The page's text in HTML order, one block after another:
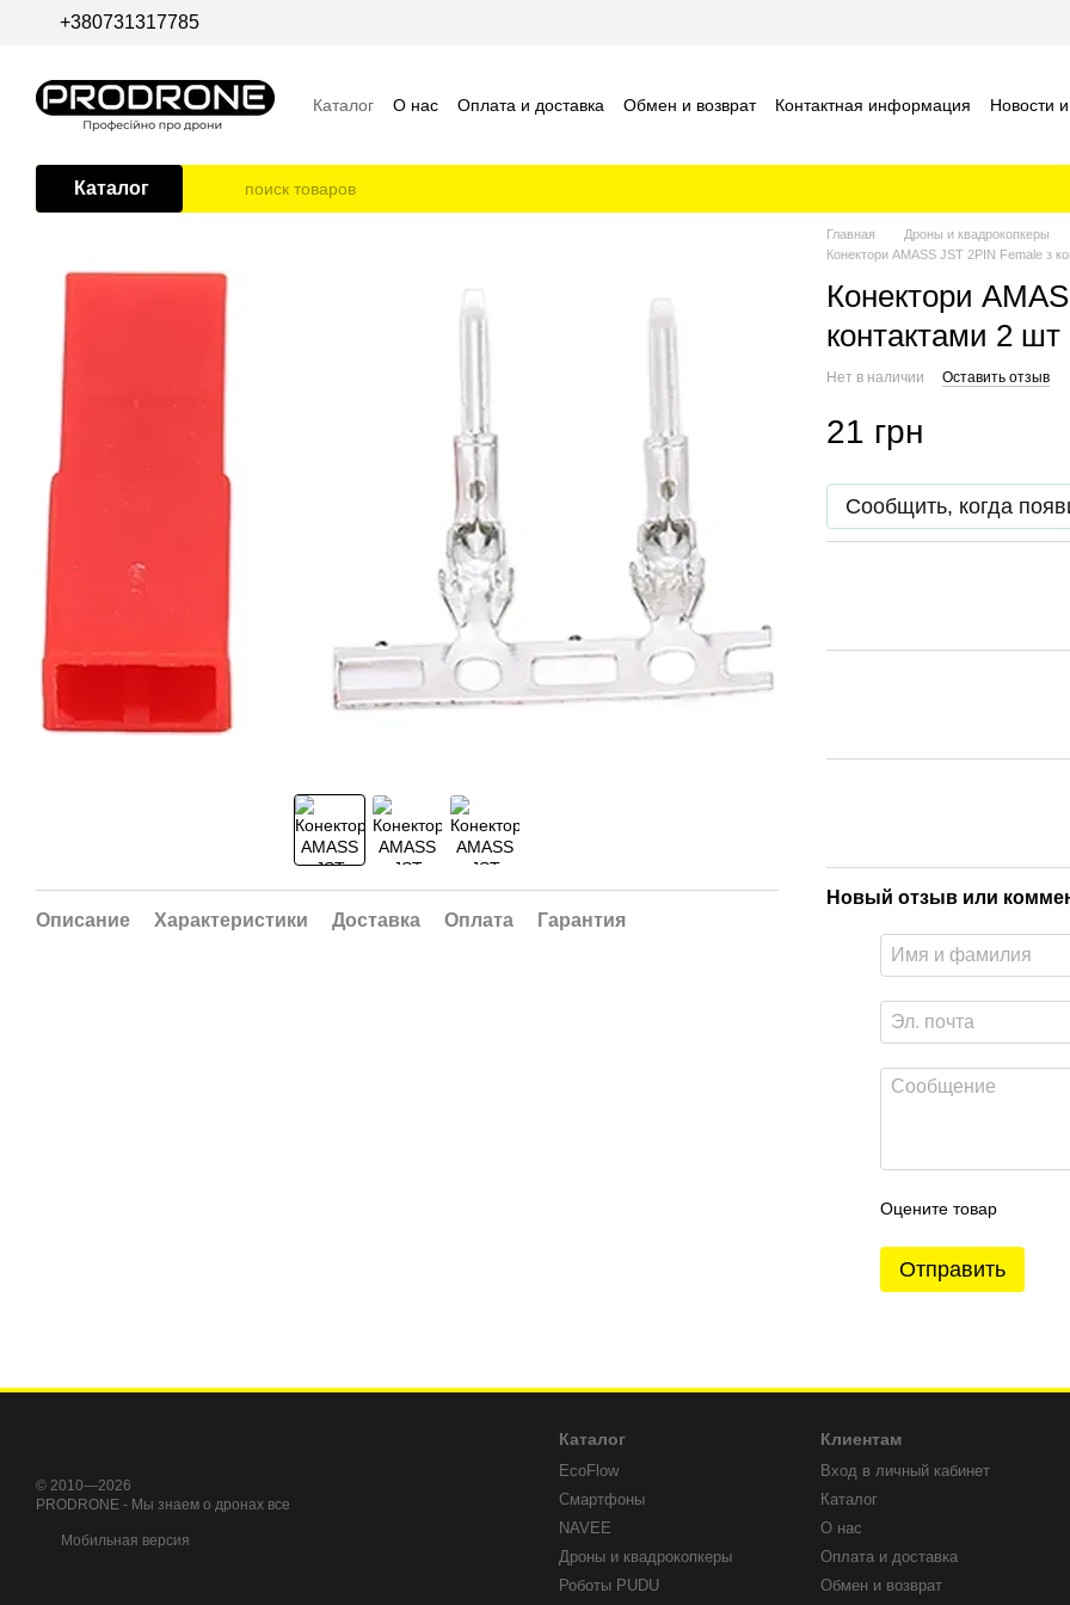
Перейти к основному контенту
+380731317785
Каталог О нас Оплата и доставка Обмен и возврат Контактная информация
Новости
Каталог
Описание Характеристики Доставка Оплата Гарантия
Главная Дроны и квадрокопкеры
Конектори AMASS JST 2PIN Female з
Конектори
контактами 2 шт
Нет в наличии Оставить отзыв
21 грн
Сообщить, когда
Новый отзыв или
Оцените товар
Отправить
© 2010—2026
PRODRONE - Мы знаем о дронах все
Мобильная версия
Каталог
EcoFlow
Смартфоны
NAVEE
Дроны и квадрокопкеры
Роботы PUDU
Клиентам
Вход в личный кабинет
Каталог
О нас
Оплата и доставка
Обмен и возврат